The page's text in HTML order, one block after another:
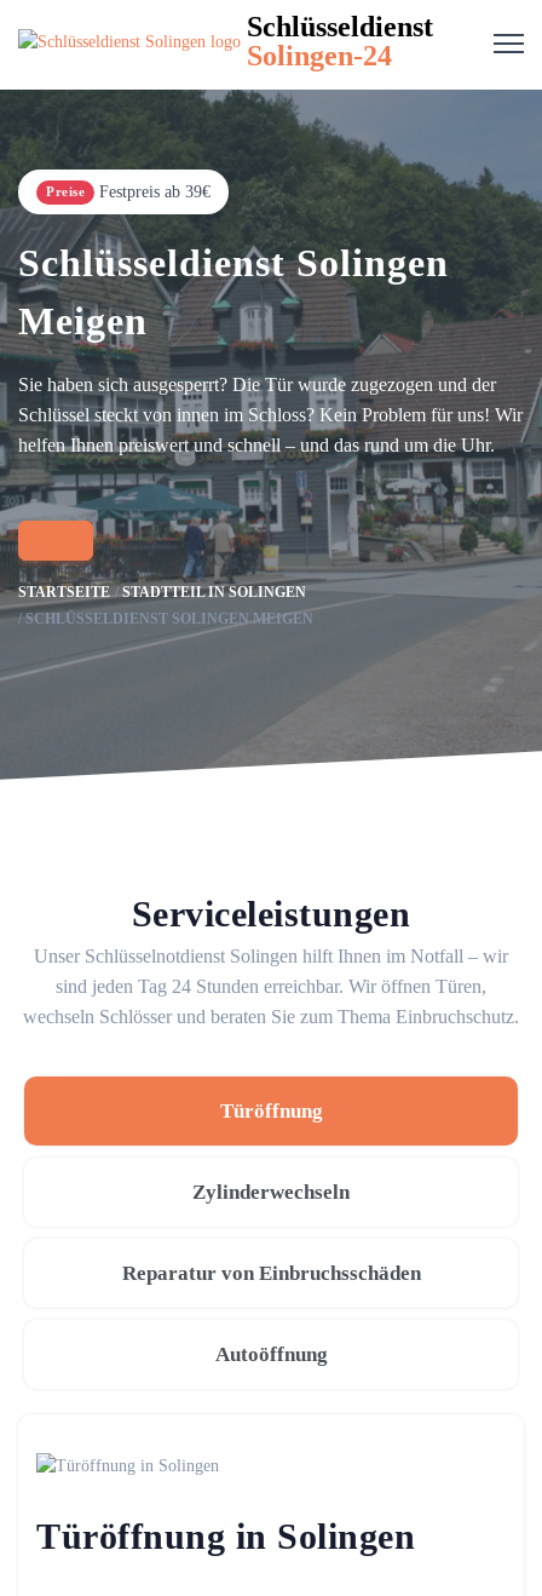
Schlüsseldienst
Solingen-24
Preise Festpreis ab 39€
Schlüsseldienst Solingen
Meigen
Sie haben sich ausgesperrt? Die Tür wurde zugezogen und der
Schlüssel steckt von innen im Schloss? Kein Problem für uns! Wir
helfen Ihnen preiswert und schnell – und das rund um die Uhr.
STARTSEITE
STADTTEIL IN SOLINGEN
SCHLÜSSELDIENST SOLINGEN MEIGEN
Serviceleistungen
Unser Schlüsselnotdienst Solingen hilft Ihnen im Notfall – wir
sind jeden Tag 24 Stunden erreichbar. Wir öffnen Türen,
wechseln Schlösser und beraten Sie zum Thema Einbruchschutz.
Türöffnung
Zylinderwechseln
Reparatur von Einbruchsschäden
Autoöffnung
Türöffnung in Solingen